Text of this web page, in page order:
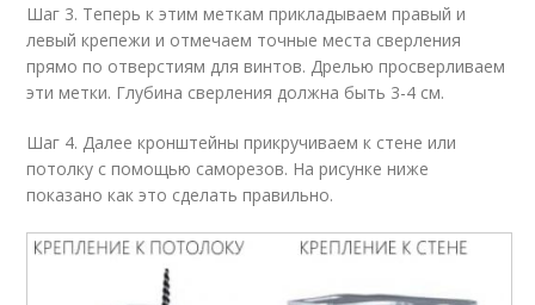
Шаг 3. Теперь к этим меткам прикладываем правый и
левый крепежи и отмечаем точные места сверления
прямо по отверстиям для винтов. Дрелью просверливаем
эти метки. Глубина сверления должна быть 3-4 см.
Шаг 4. Далее кронштейны прикручиваем к стене или
потолку с помощью саморезов. На рисунке ниже
показано как это сделать правильно.